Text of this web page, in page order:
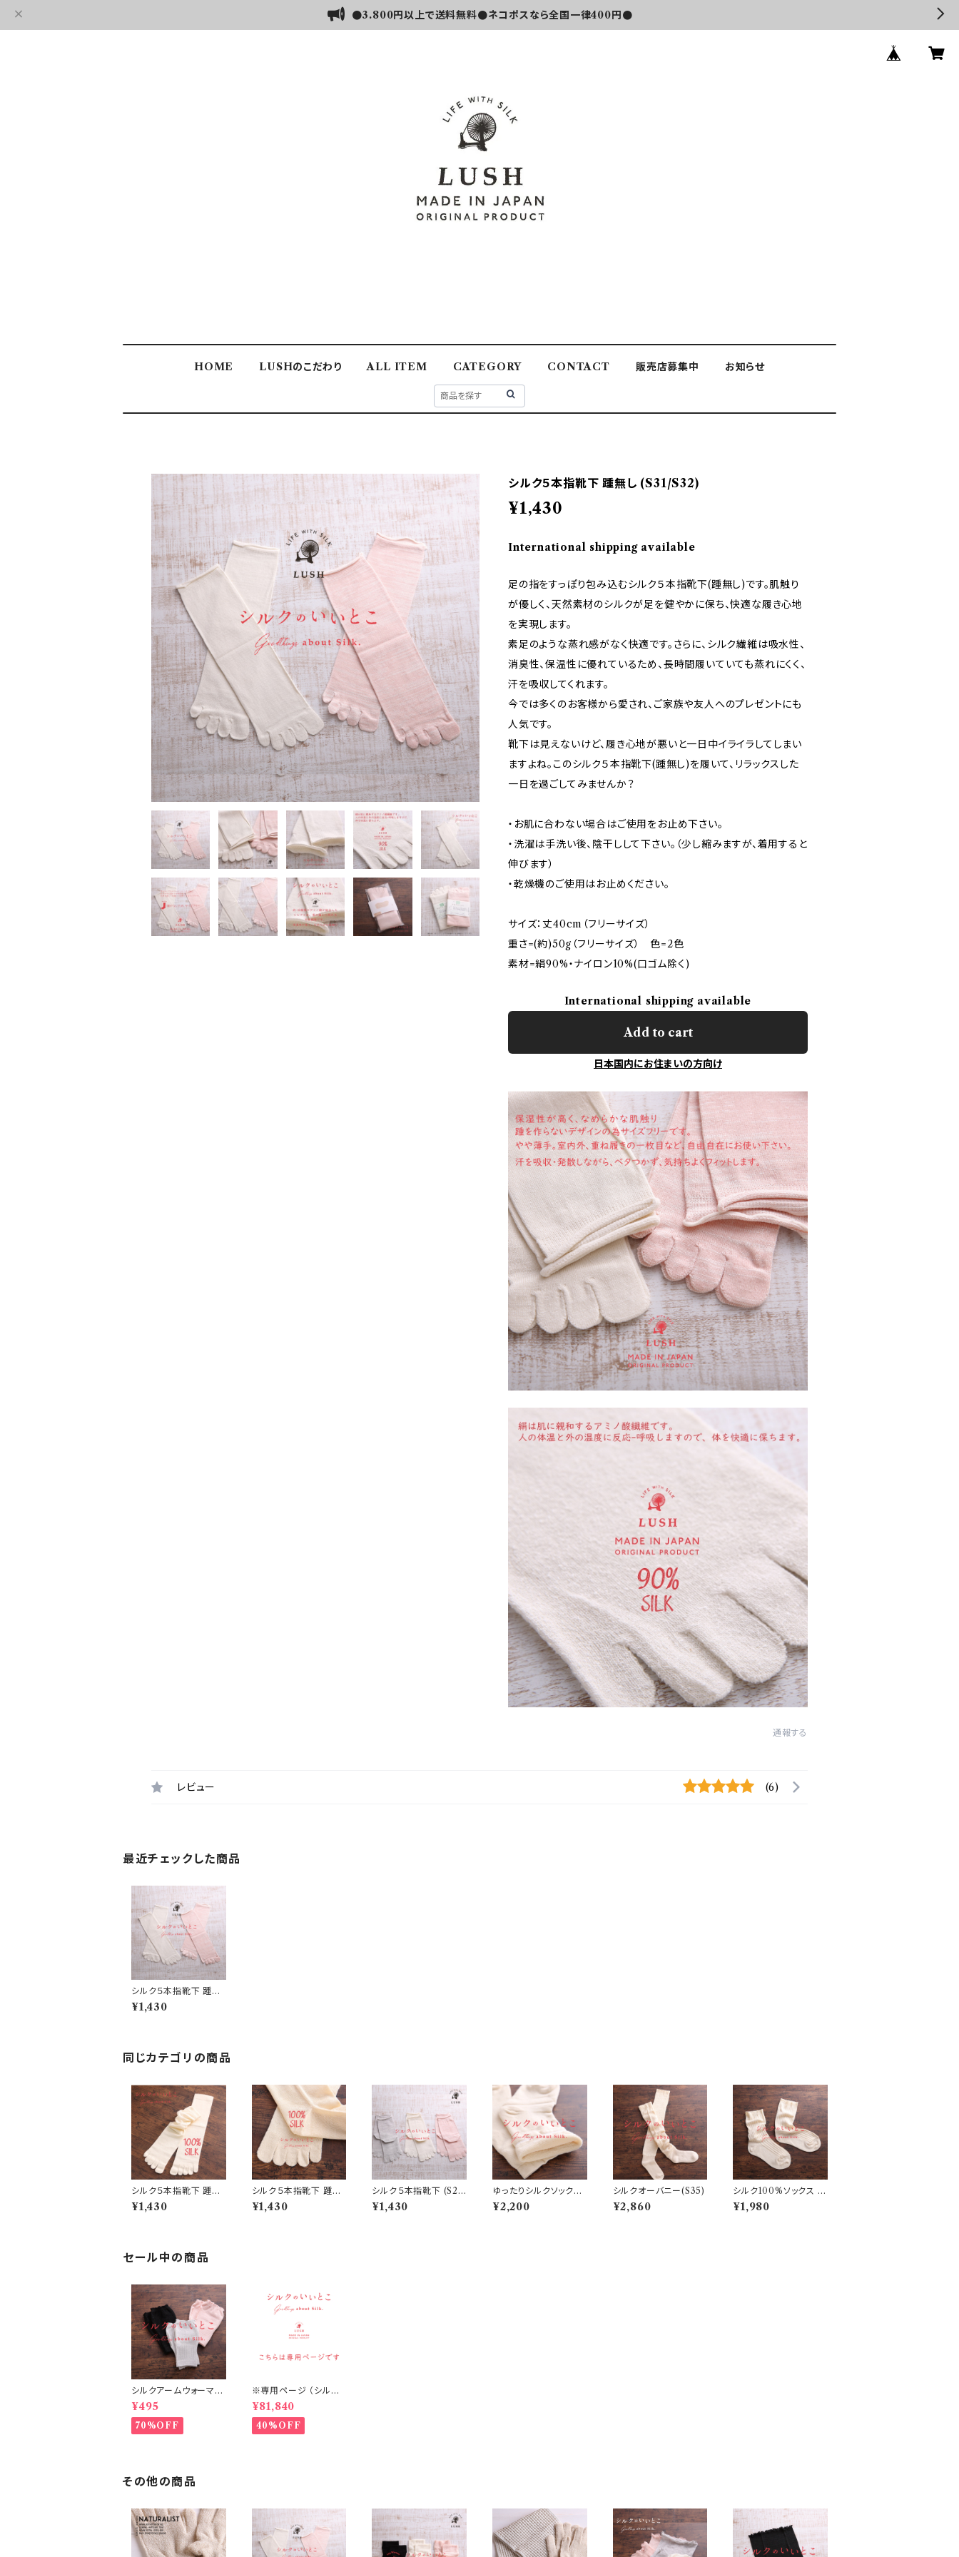
●3.800円以上で送料無料●ネコポスなら全国一律400円●
HOME LUSHのこだわり ALL ITEM CATEGORY CONTACT 販売店募集中 お知らせ
シルク５本指靴下 踵無し (S31/S32)
¥1,430
International shipping available
足の指をすっぽり包み込むシルク５本指靴下(踵無し)です。肌触り
が優しく、天然素材のシルクが足を健やかに保ち、快適な履き心地
を実現します。
素足のような蒸れ感がなく快適です。さらに、シルク繊維は吸水性、
消臭性、保温性に優れているため、長時間履いていても蒸れにくく、
汗を吸収してくれます。
今では多くのお客様から愛され、ご家族や友人へのプレゼントにも
人気です。
靴下は見えないけど、履き心地が悪いと一日中イライラしてしまい
ますよね。このシルク５本指靴下(踵無し)を履いて、リラックスした
一日を過ごしてみませんか？
・お肌に合わない場合はご使用をお止め下さい。
・洗濯は手洗い後、陰干しして下さい。（少し縮みますが、着用すると
伸びます）
・乾燥機のご使用はお止めください。
サイズ：丈40cm（フリーサイズ）
重さ=(約)50g（フリーサイズ） 色=2色
素材=絹90%・ナイロン10%(口ゴム除く)
International shipping available
Add to cart
日本国内にお住まいの方向け
通報する
レビュー (6)
最近チェックした商品
シルク５本指靴下 踵無
し (S31/S32)
¥1,430
同じカテゴリの商品
シルク５本指靴下 踵無
(野蚕)A33-47-34
¥1,430
シルク５本指靴下 踵あ
り(野蚕)A33-44-10
¥1,430
シルク５本指靴下 (S2
8/S29/S30)
¥1,430
ゆったりシルクソックス
(S34)
¥2,200
シルクオーバニー(S35)
¥2,860
シルク100%ソックス (S
33)
¥1,980
セール中の商品
シルクアームウォーマー
（S5/S6/S7）
¥495
70%OFF
※専用ページ （シルク
フィット腹巻丈36㎝ チ
ャコール 20個・他）
¥81,840
40%OFF
その他の商品